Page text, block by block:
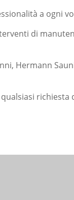
a ogni
di
Hermann